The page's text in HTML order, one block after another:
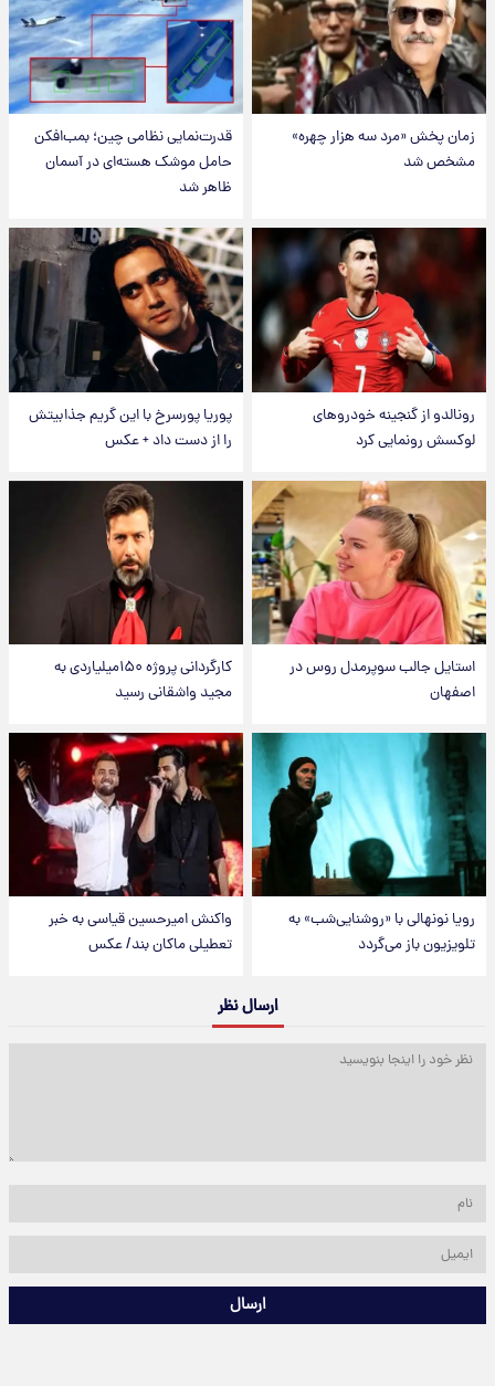
زمان پخش «مرد سه هزار چهره»
مشخص شد
قدرت‌نمایی نظامی چین؛ بمب‌افکن
حامل موشک هسته‌ای در آسمان
ظاهر شد
رونالدو از گنجینه خودروهای
لوکسش رونمایی کرد
پوریا پورسرخ با این گریم جذابیتش
را از دست داد + عکس
استایل جالب سوپرمدل روس در
اصفهان
کارگردانی پروژه ۱۵۰میلیاردی به
مجید واشقانی رسید
رویا نونهالی با «روشنایی‌شب» به
تلویزیون باز می‌گردد
واکنش امیرحسین قیاسی به خبر
تعطیلی ماکان بند/ عکس
ارسال نظر
ارسال